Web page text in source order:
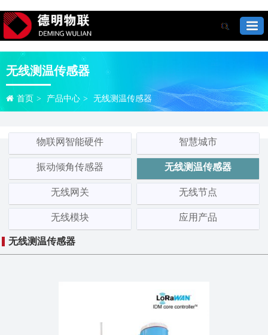
无线测温传感器
首页 > 产品中心 > 无线测温传感器
物联网智能硬件 智慧城市
振动倾角传感器 无线测温传感器
无线网关 无线节点
无线模块 应用产品
无线测温传感器